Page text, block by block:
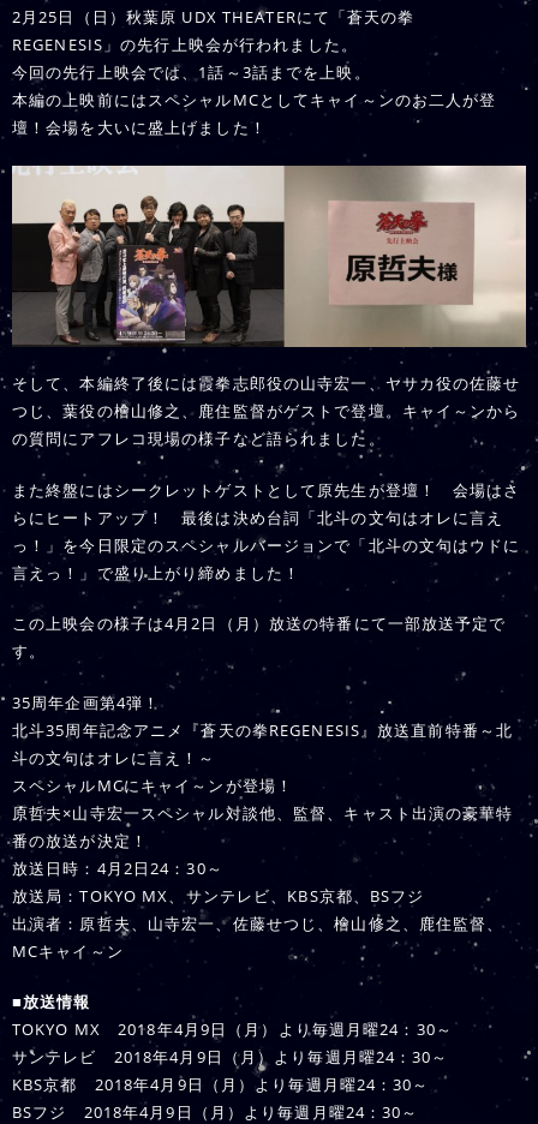
2月25日（日）秋葉原 UDX THEATERにて「蒼天の拳
REGENESIS」の先行上映会が行われました。
今回の先行上映会では、1話～3話までを上映。
本編の上映前にはスペシャルMCとしてキャイ～ンのお二人が登
壇！会場を大いに盛上げました！
そして、本編終了後には霞拳志郎役の山寺宏一、ヤサカ役の佐藤せ
つじ、葉役の檜山修之、鹿住監督がゲストで登壇。キャイ～ンから
の質問にアフレコ現場の様子など語られました。
また終盤にはシークレットゲストとして原先生が登壇！ 会場はさ
らにヒートアップ！ 最後は決め台詞「北斗の文句はオレに言え
っ！」を今日限定のスペシャルバージョンで「北斗の文句はウドに
言えっ！」で盛り上がり締めました！
この上映会の様子は4月2日（月）放送の特番にて一部放送予定で
す。
35周年企画第4弾！
北斗35周年記念アニメ『蒼天の拳REGENESIS』放送直前特番～北
斗の文句はオレに言え！～
スペシャルMCにキャイ～ンが登場！
原哲夫×山寺宏一スペシャル対談他、監督、キャスト出演の豪華特
番の放送が決定！
放送日時：4月2日24：30～
放送局：TOKYO MX、サンテレビ、KBS京都、BSフジ
出演者：原哲夫、山寺宏一、佐藤せつじ、檜山修之、鹿住監督、
MCキャイ～ン
■放送情報
TOKYO MX 2018年4月9日（月）より毎週月曜24：30～
サンテレビ 2018年4月9日（月）より毎週月曜24：30～
KBS京都 2018年4月9日（月）より毎週月曜24：30～
BSフジ 2018年4月9日（月）より毎週月曜24：30～